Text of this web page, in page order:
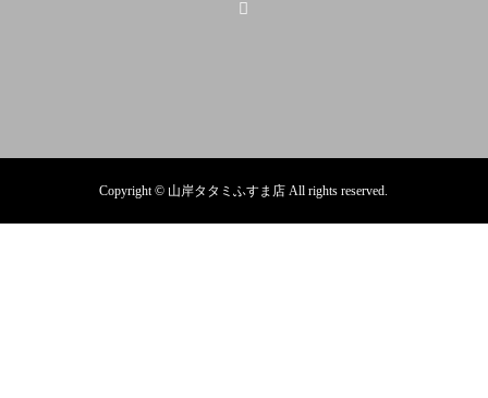
Copyright © 山岸タタミふすま店 All rights reserved.